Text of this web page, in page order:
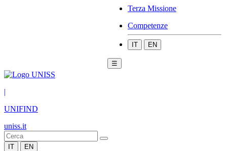
Terza Missione
Competenze
IT EN
☰
|
UNIFIND
uniss.it
IT EN